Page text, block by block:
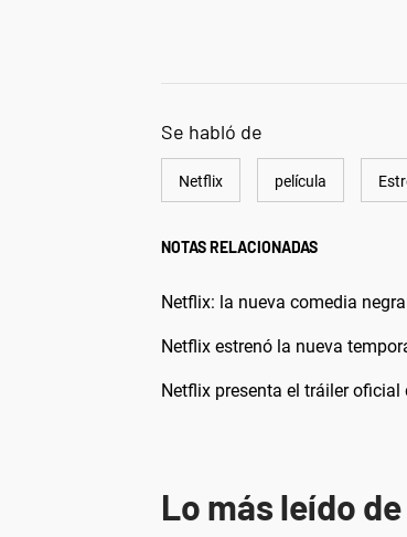
Se habló de
Netflix película
NOTAS RELACIONADAS
Netflix: la nueva comedia
Netflix estrenó la nueva
Netflix presenta el tráiler oficial
Lo más leído de